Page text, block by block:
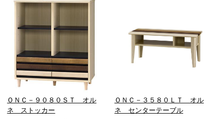
ＯＮＣ－９０８０ＳＴ オル
ネ ストッカー
ＯＮＣ－３５８０ＬＴ オル
ネ センターテーブル